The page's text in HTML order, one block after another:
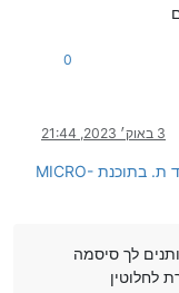
0
3 באוק׳ 2023, 21:44
שיחות SIP למחשב מ-א עד ת. בתוכנת MICRO-
לך סיסמה